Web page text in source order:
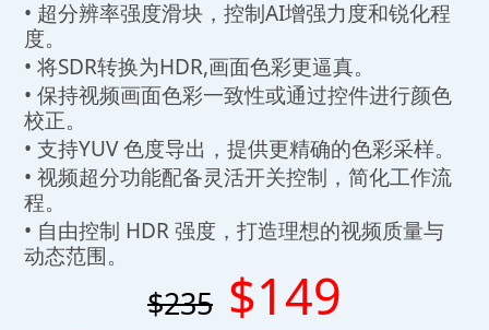
• 超分辨率强度滑块，控制AI增强力度和锐化程
度。
• 将SDR转换为HDR,画面色彩更逼真。
• 保持视频画面色彩一致性或通过控件进行颜色
校正。
• 支持YUV 色度导出，提供更精确的色彩采样。
• 视频超分功能配备灵活开关控制，简化工作流
程。
• 自由控制 HDR 强度，打造理想的视频质量与
动态范围。
$235 $149